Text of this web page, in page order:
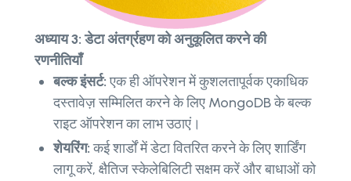
अध्याय 3: डेटा अंतर्ग्रहण को अनुकूलित करने की
रणनीतियाँ
बल्क इंसर्ट:एक ही ऑपरेशन में कुशलतापूर्वक एकाधिक
दस्तावेज़ सम्मिलित करने के लिए MongoDB के बल्क
राइट ऑपरेशन का लाभ उठाएं।
शेयरिंग:कई शार्डों में डेटा वितरित करने के लिए शार्डिंग
लागू करें, क्षैतिज स्केलेबिलिटी सक्षम करें और बाधाओं को